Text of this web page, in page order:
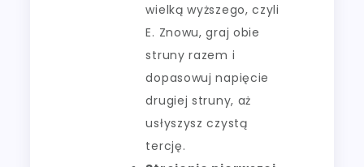
wielką wyższego, czyli
E. Znowu, graj obie
struny razem i
dopasowuj napięcie
drugiej struny, aż
usłyszysz czystą
tercję.